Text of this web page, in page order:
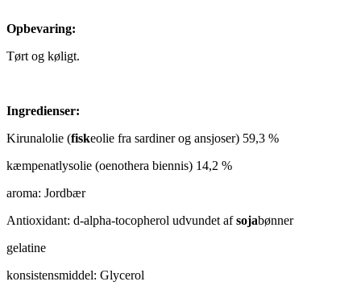
Opbevaring:
Tørt og køligt.
Ingredienser:
Kirunalolie (fiskeolie fra sardiner og ansjoser) 59,3 %
kæmpenatlysolie (oenothera biennis) 14,2 %
aroma: Jordbær
Antioxidant: d-alpha-tocopherol udvundet afsojabønner
gelatine
konsistensmiddel: Glycerol